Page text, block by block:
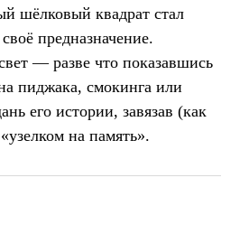
шёлковый квадрат стал
предназначение.
— разве что показавшись
пиджака, смокинга или
его истории, завязав (как
на память».